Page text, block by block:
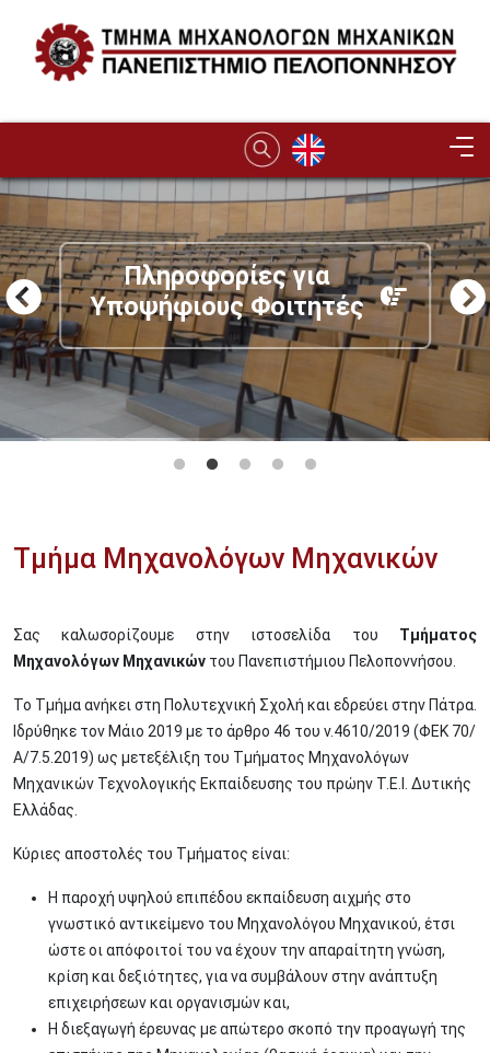
Image
Πληροφορίες για
Υποψήφιους Φοιτητές
Τμήμα Μηχανολόγων Μηχανικών
Σας καλωσορίζουμε στην ιστοσελίδα του Τμήματος
Μηχανολόγων Μηχανικών του Πανεπιστήμιου Πελοποννήσου.
Το Τμήμα ανήκει στη Πολυτεχνική Σχολή και εδρεύει στην Πάτρα.
Ιδρύθηκε τον Μάιο 2019 με το άρθρο 46 του ν.4610/2019 (ΦΕΚ 70/
Α/7.5.2019) ως μετεξέλιξη του Τμήματος Μηχανολόγων
Μηχανικών Τεχνολογικής Εκπαίδευσης του πρώην Τ.Ε.Ι. Δυτικής
Ελλάδας.
Κύριες αποστολές του Τμήματος είναι:
Η παροχή υψηλού επιπέδου εκπαίδευση αιχμής στο
γνωστικό αντικείμενο του Μηχανολόγου Μηχανικού, έτσι
ώστε οι απόφοιτοί του να έχουν την απαραίτητη γνώση,
κρίση και δεξιότητες, για να συμβάλουν στην ανάπτυξη
επιχειρήσεων και οργανισμών και,
Η διεξαγωγή έρευνας με απώτερο σκοπό την προαγωγή της